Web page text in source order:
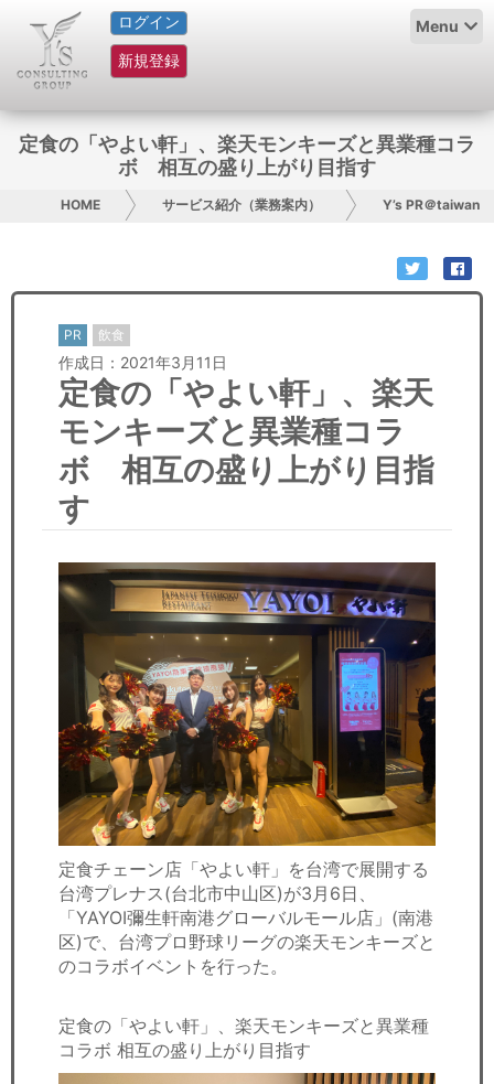
ログイン
新規登録
Menu
HOME
サービス紹介
コラム
グループ概要
お問い合わせ
日本人にPR
コンサルティング
リサーチ
セミナー
労務顧問
飲食店情報
定食の「やよい軒」、楽天モンキーズと異業種コラ
ボ 相互の盛り上がり目指す
HOME サービス紹介（業務案内） Y’s PR＠taiwan
PR 飲食
作成日：2021年3月11日
定食の「やよい軒」、楽天
モンキーズと異業種コラ
ボ 相互の盛り上がり目指
す
定食チェーン店「やよい軒」を台湾で展開する
台湾プレナス(台北市中山区)が3月6日、
「YAYOI彌生軒南港グローバルモール店」(南港
区)で、台湾プロ野球リーグの楽天モンキーズと
のコラボイベントを行った。
定食の「やよい軒」、楽天モンキーズと異業種
コラボ 相互の盛り上がり目指す